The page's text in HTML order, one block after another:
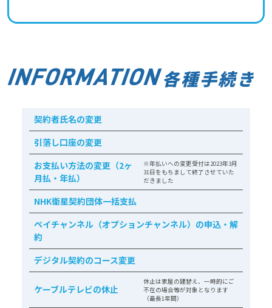
各種手続き
契約者氏名の変更
引落し口座の変更
お支払い方法の変更（2ヶ
月払・年払）
※年払いへの変更受付は2023年3月
31日をもちまして終了させていた
だきました
NHK衛星契約団体一括支払
ペイチャンネル（オプションチャンネル）の申込・解
約
デジタル契約のコース変更
ケーブルテレビの休止
休止は家屋の建替え、一時的にご
不在の場合等が対象となります
（最長1年間）